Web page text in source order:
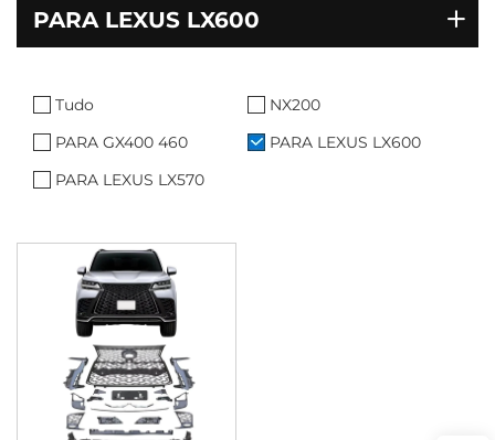
PARA LEXUS LX600
Tudo
NX200
PARA GX400 460
PARA LEXUS LX600
PARA LEXUS LX570